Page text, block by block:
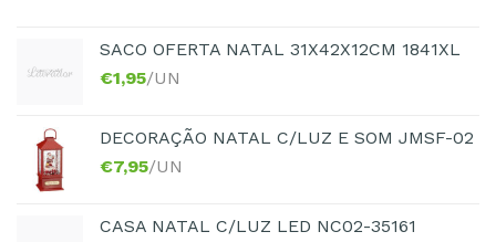
SACO OFERTA NATAL 31X42X12CM 1841XL
€1,95/UN
DECORAÇÃO NATAL C/LUZ E SOM JMSF-02
€7,95/UN
CASA NATAL C/LUZ LED NC02-35161